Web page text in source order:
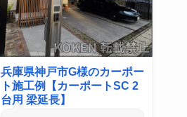
兵庫県神戸市G様のカーポー
ト施工例【カーポートSC 2
台用 梁延長】